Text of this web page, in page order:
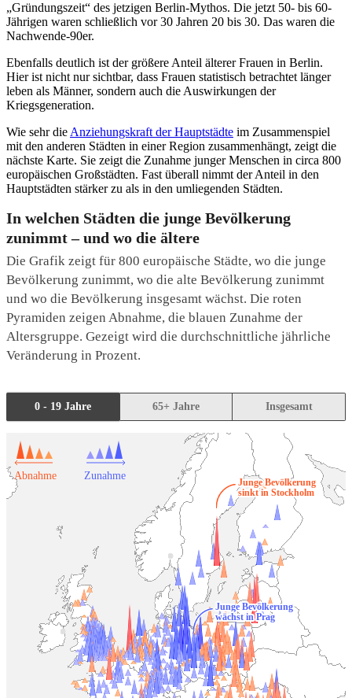
„Gründungszeit“ des jetzigen Berlin-Mythos. Die jetzt 50- bis 60-
Jährigen waren schließlich vor 30 Jahren 20 bis 30. Das waren die
Nachwende-90er.
Ebenfalls deutlich ist der größere Anteil älterer Frauen in Berlin.
Hier ist nicht nur sichtbar, dass Frauen statistisch betrachtet länger
leben als Männer, sondern auch die Auswirkungen der
Kriegsgeneration.
Wie sehr die Anziehungskraft der Hauptstädte im Zusammenspiel
mit den anderen Städten in einer Region zusammenhängt, zeigt die
nächste Karte. Sie zeigt die Zunahme junger Menschen in circa 800
europäischen Großstädten. Fast überall nimmt der Anteil in den
Hauptstädten stärker zu als in den umliegenden Städten.